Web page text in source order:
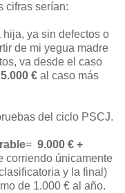
cifras serían:
hija, ya sin defectos o
de mi yegua madre
va desde el caso
5.000 € al caso más
del ciclo PSCJ.
= 9.000 € +
corriendo únicamente
y la final)
de 1.000 € al año.